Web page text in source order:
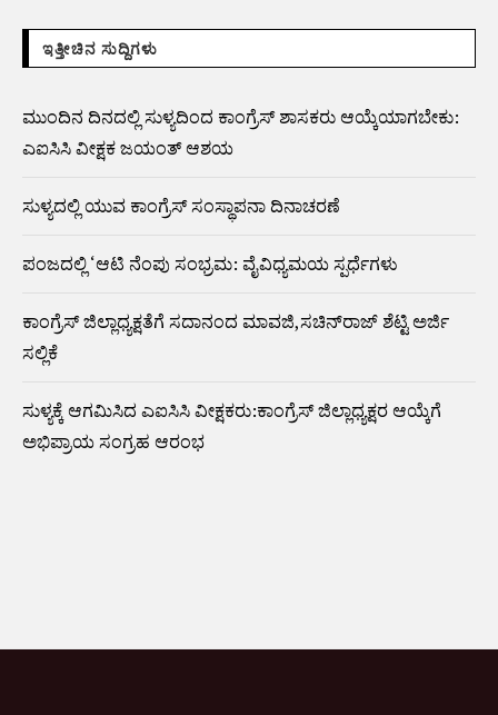
ಇತ್ತೀಚಿನ ಸುದ್ದಿಗಳು
ಮುಂದಿನ ದಿನದಲ್ಲಿ ಸುಳ್ಯದಿಂದ ಕಾಂಗ್ರೆಸ್ ಶಾಸಕರು ಆಯ್ಕೆಯಾಗಬೇಕು:
ಎಐಸಿಸಿ ವೀಕ್ಷಕ ಜಯಂತ್ ಆಶಯ
ಸುಳ್ಯದಲ್ಲಿ ಯುವ ಕಾಂಗ್ರೆಸ್ ಸಂಸ್ಥಾಪನಾ ದಿನಾಚರಣೆ
ಪಂಜದಲ್ಲಿ ‘ಆಟಿ ನೆಂಪು ಸಂಭ್ರಮ: ವೈವಿಧ್ಯಮಯ ಸ್ಪರ್ಧೆಗಳು
ಕಾಂಗ್ರೆಸ್ ಜಿಲ್ಲಾಧ್ಯಕ್ಷತೆಗೆ ಸದಾನಂದ ಮಾವಜಿ,ಸಚಿನ್‌ರಾಜ್ ಶೆಟ್ಟಿ ಅರ್ಜಿ
ಸಲ್ಲಿಕೆ
ಸುಳ್ಯಕ್ಕೆ ಆಗಮಿಸಿದ ಎಐಸಿಸಿ ವೀಕ್ಷಕರು:ಕಾಂಗ್ರೆಸ್ ಜಿಲ್ಲಾಧ್ಯಕ್ಷರ ಆಯ್ಕೆಗೆ
ಅಭಿಪ್ರಾಯ ಸಂಗ್ರಹ ಆರಂಭ